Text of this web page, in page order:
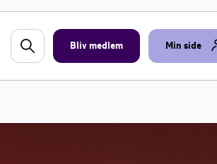
Bliv medlem Min side